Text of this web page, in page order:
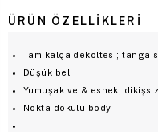
ÜRÜN ÖZELLIKLERI
Tam kalça dekoltesi; tanga
Düşük bel
Yumuşak ve & esnek,
Nokta dokulu body